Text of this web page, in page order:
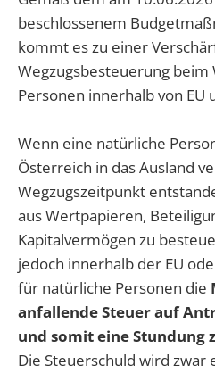
beschlossenem
kommt es zu einer
Wegzugsbesteuerung beim
Personen innerhalb von EU
Wenn eine natürliche
Österreich in das Ausland
Wegzugszeitpunkt
aus Wertpapieren,
Kapitalvermögen zu
jedoch innerhalb der EU
für natürliche Personen die
anfallende Steuer auf
und somit eine Stundung
Die Steuerschuld wird